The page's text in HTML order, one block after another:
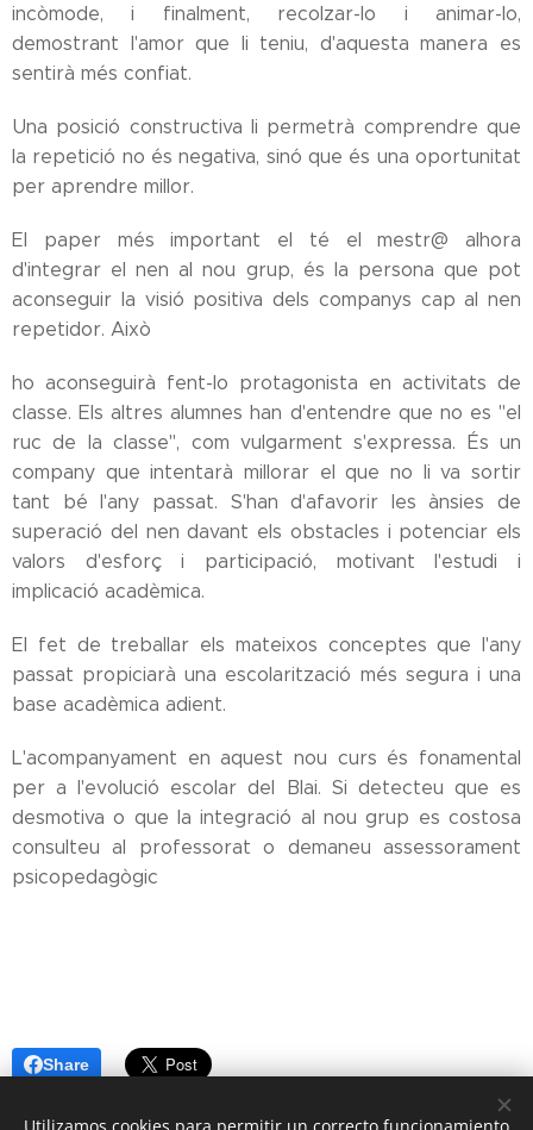
incòmode, i finalment, recolzar-lo i animar-lo,
demostrant l'amor que li teniu, d'aquesta manera es
sentirà més confiat.
Una posició constructiva li permetrà comprendre que
la repetició no és negativa, sinó que és una oportunitat
per aprendre millor.
El paper més important el té el mestr@ alhora
d'integrar el nen al nou grup, és la persona que pot
aconseguir la visió positiva dels companys cap al nen
repetidor. Això
ho aconseguirà fent-lo protagonista en activitats de
classe. Els altres alumnes han d'entendre que no es "el
ruc de la classe", com vulgarment s'expressa. És un
company que intentarà millorar el que no li va sortir
tant bé l'any passat. S'han d'afavorir les ànsies de
superació del nen davant els obstacles i potenciar els
valors d'esforç i participació, motivant l'estudi i
implicació acadèmica.
El fet de treballar els mateixos conceptes que l'any
passat propiciarà una escolarització més segura i una
base acadèmica adient.
L'acompanyament en aquest nou curs és fonamental
per a l'evolució escolar del Blai. Si detecteu que es
desmotiva o que la integració al nou grup es costosa
consulteu al professorat o demaneu assessorament
psicopedagògic
Share